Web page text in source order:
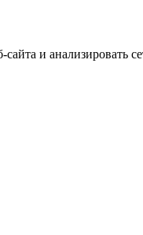
и анализировать